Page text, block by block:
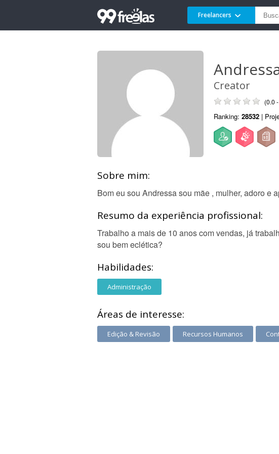
Freelancers
Creator
(0.0
Ranking: 28532 |
Sobre mim:
Bom eu sou Andressa sou mãe , mulher, adoro e
Resumo da experiência profissional:
Trabalho a mais de 10 anos com vendas, já
sou bem eclética?
Habilidades:
Administração
Áreas de interesse:
Edição & Revisão Recursos Humanos